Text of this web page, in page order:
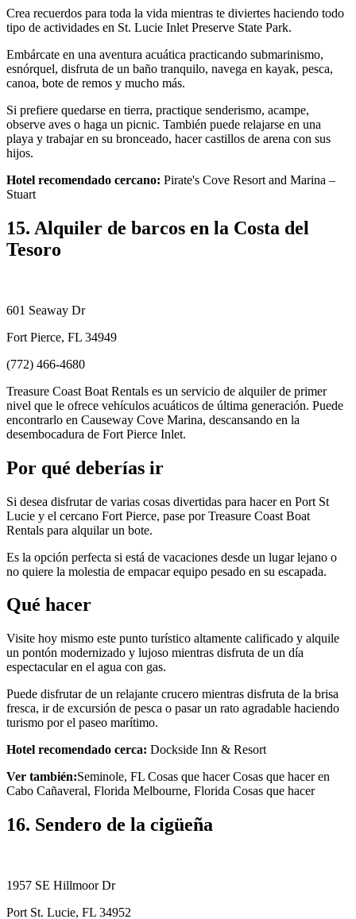
Crea recuerdos para toda la vida mientras te diviertes haciendo todo
tipo de actividades en St. Lucie Inlet Preserve State Park.
Embárcate en una aventura acuática practicando submarinismo,
esnórquel, disfruta de un baño tranquilo, navega en kayak, pesca,
canoa, bote de remos y mucho más.
Si prefiere quedarse en tierra, practique senderismo, acampe,
observe aves o haga un picnic. También puede relajarse en una
playa y trabajar en su bronceado, hacer castillos de arena con sus
hijos.
Hotel recomendado cercano: Pirate's Cove Resort and Marina –
Stuart
15. Alquiler de barcos en la Costa del
Tesoro
601 Seaway Dr
Fort Pierce, FL 34949
(772) 466-4680
Treasure Coast Boat Rentals es un servicio de alquiler de primer
nivel que le ofrece vehículos acuáticos de última generación. Puede
encontrarlo en Causeway Cove Marina, descansando en la
desembocadura de Fort Pierce Inlet.
Por qué deberías ir
Si desea disfrutar de varias cosas divertidas para hacer en Port St
Lucie y el cercano Fort Pierce, pase por Treasure Coast Boat
Rentals para alquilar un bote.
Es la opción perfecta si está de vacaciones desde un lugar lejano o
no quiere la molestia de empacar equipo pesado en su escapada.
Qué hacer
Visite hoy mismo este punto turístico altamente calificado y alquile
un pontón modernizado y lujoso mientras disfruta de un día
espectacular en el agua con gas.
Puede disfrutar de un relajante crucero mientras disfruta de la brisa
fresca, ir de excursión de pesca o pasar un rato agradable haciendo
turismo por el paseo marítimo.
Hotel recomendado cerca: Dockside Inn & Resort
Ver también:Seminole, FL Cosas que hacer Cosas que hacer en
Cabo Cañaveral, Florida Melbourne, Florida Cosas que hacer
16. Sendero de la cigüeña
1957 SE Hillmoor Dr
Port St. Lucie, FL 34952